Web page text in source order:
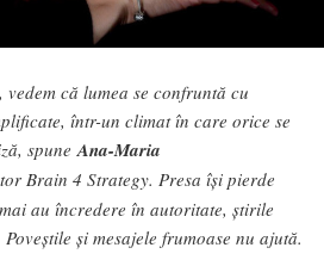
că lumea se confruntă cu
într-un climat în care orice se
spune Ana-Maria
Brain 4 Strategy. Presa își pierde
au încredere în autoritate, știrile
și mesajele frumoase nu ajută.